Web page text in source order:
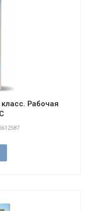
Рабочая